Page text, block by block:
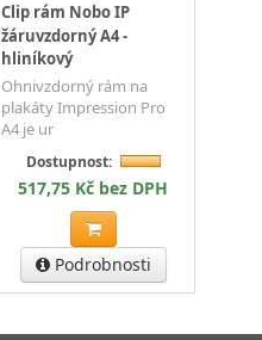
Clip rám Nobo IP
žáruvzdorný A4 -
hliníkový
Ohnivzdorný rám na
plakáty Impression Pro
A4 je ur
Dostupnost:
517,75 Kč bez DPH
Podrobnosti